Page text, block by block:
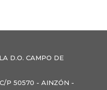
D.O. CAMPO DE
P 50570 - AINZÓN -